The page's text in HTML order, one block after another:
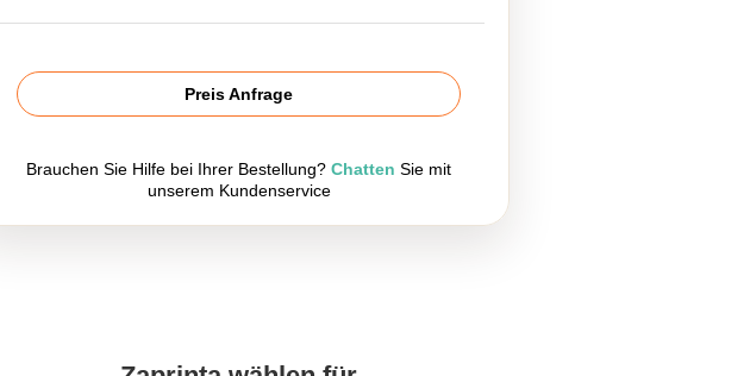
Preis Anfrage
Brauchen Sie Hilfe bei Ihrer Bestellung? Chatten Sie mit
unserem Kundenservice